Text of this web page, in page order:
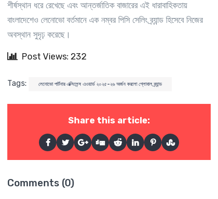
শীর্ষস্থান ধরে রেখেছে এবং আন্তর্জাতিক বাজারের এই ধারাবাহিকতায়
বাংলাদেশেও লেনোভো বর্তমানে এক নম্বর পিসি সেলিং ব্র্যান্ড হিসেবে নিজের
অবস্থান সুদৃঢ় করেছে।
Post Views: 232
Tags: লেনোভো পার্টনার এক্সিলেন্স এওয়ার্ড ২০২৫-২৬ অর্জন করলো গ্লোবাল ব্র্যান্ড
Share this article:
Comments (0)